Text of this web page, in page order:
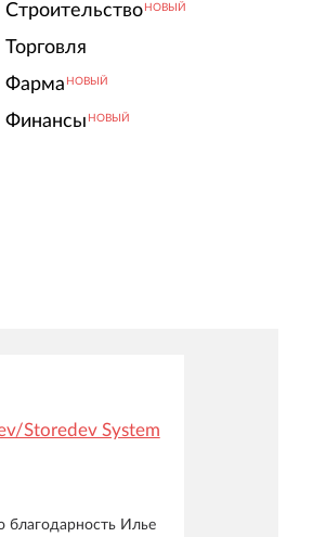
Строительство НОВЫЙ
Торговля
Фарма НОВЫЙ
Финансы НОВЫЙ
Storedev System
благодарность Илье